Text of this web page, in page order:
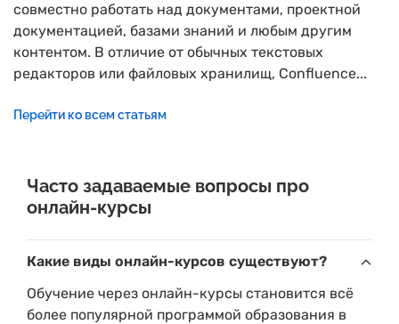
совместно работать над документами, проектной
документацией, базами знаний и любым другим
контентом. В отличие от обычных текстовых
редакторов или файловых хранилищ, Confluence...
Перейти ко всем статьям
Часто задаваемые вопросы про
онлайн-курсы
Какие виды онлайн-курсов существуют?
Обучение через онлайн-курсы становится всё
более популярной программой образования в